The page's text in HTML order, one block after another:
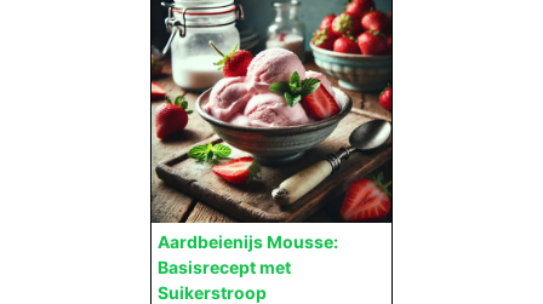
Aardbeienijs Mousse:
Basisrecept met
Suikerstroop